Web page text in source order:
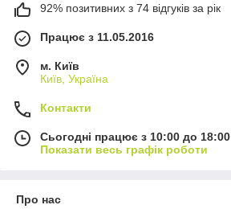
92% позитивних з 74 відгуків за рік
Працює з 11.05.2016
м. Київ
Київ, Україна
Контакти
Сьогодні працює з 10:00 до 18:00
Показати весь графік роботи
Про нас